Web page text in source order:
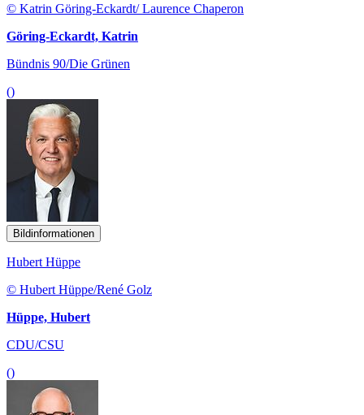
© Katrin Göring-Eckardt/ Laurence Chaperon
Göring-Eckardt, Katrin
Bündnis 90/Die Grünen
()
Bildinformationen
Hubert Hüppe
© Hubert Hüppe/René Golz
Hüppe, Hubert
CDU/CSU
()